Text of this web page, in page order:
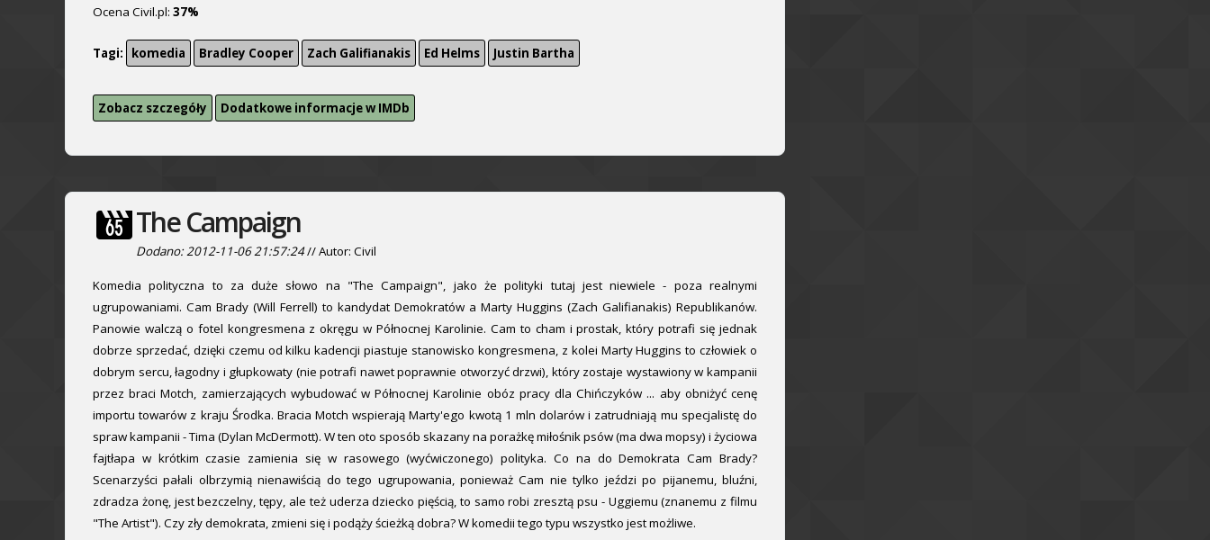
Ocena Civil.pl: 37%
Tagi: komedia Bradley Cooper Zach Galifianakis Ed Helms Justin Bartha
Zobacz szczegóły Dodatkowe informacje w IMDb
The Campaign
Dodano: 2012-11-06 21:57:24// Autor: Civil
Komedia polityczna to za duże słowo na "The Campaign", jako że polityki tutaj jest niewiele - poza realnymi
ugrupowaniami. Cam Brady (Will Ferrell) to kandydat Demokratów a Marty Huggins (Zach Galifianakis) Republikanów.
Panowie walczą o fotel kongresmena z okręgu w Północnej Karolinie. Cam to cham i prostak, który potrafi się jednak
dobrze sprzedać, dzięki czemu od kilku kadencji piastuje stanowisko kongresmena, z kolei Marty Huggins to człowiek o
dobrym sercu, łagodny i głupkowaty (nie potrafi nawet poprawnie otworzyć drzwi), który zostaje wystawiony w kampanii
przez braci Motch, zamierzających wybudować w Północnej Karolinie obóz pracy dla Chińczyków ... aby obniżyć cenę
importu towarów z kraju Środka. Bracia Motch wspierają Marty'ego kwotą 1 mln dolarów i zatrudniają mu specjalistę do
spraw kampanii - Tima (Dylan McDermott). W ten oto sposób skazany na porażkę miłośnik psów (ma dwa mopsy) i życiowa
fajtłapa w krótkim czasie zamienia się w rasowego (wyćwiczonego) polityka. Co na do Demokrata Cam Brady?
Scenarzyści pałali olbrzymią nienawiścią do tego ugrupowania, ponieważ Cam nie tylko jeździ po pijanemu, bluźni,
zdradza żonę, jest bezczelny, tępy, ale też uderza dziecko pięścią, to samo robi zresztą psu - Uggiemu (znanemu z filmu
"The Artist"). Czy zły demokrata, zmieni się i podąży ścieżką dobra? W komedii tego typu wszystko jest możliwe.